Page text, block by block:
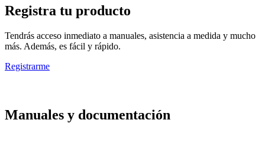
Registra tu producto
Tendrás acceso inmediato a manuales, asistencia a medida y mucho
más. Además, es fácil y rápido.
Registrarme
Manuales y documentación